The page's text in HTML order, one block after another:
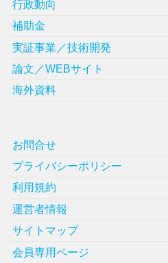
行政動向
補助金
実証事業／技術開発
論文／WEBサイト
海外資料
お問合せ
プライバシーポリシー
利用規約
運営者情報
サイトマップ
会員専用ページ